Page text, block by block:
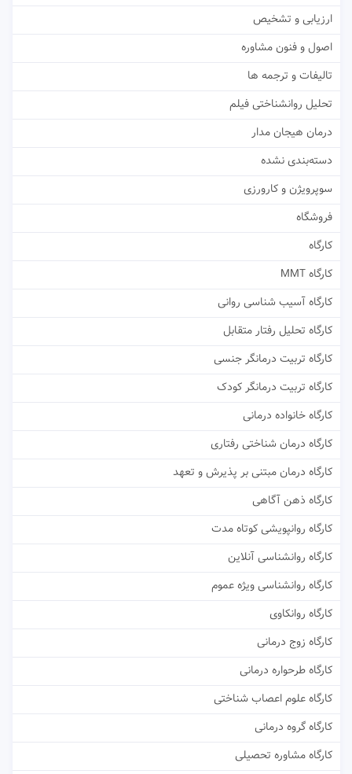
ارزیابی و تشخیص
اصول و فنون مشاوره
تالیفات و ترجمه ها
تحلیل روانشناختی فیلم
درمان هیجان مدار
دسته‌بندی نشده
سوپرویژن و کارورزی
فروشگاه
کارگاه
کارگاه MMT
کارگاه آسیب شناسی روانی
کارگاه تحلیل رفتار متقابل
کارگاه تربیت درمانگر جنسی
کارگاه تربیت درمانگر کودک
کارگاه خانواده درمانی
کارگاه درمان شناختی رفتاری
کارگاه درمان مبتنی بر پذیرش و تعهد
کارگاه ذهن آگاهی
کارگاه روانپویشی کوتاه مدت
کارگاه روانشناسی آنلاین
کارگاه روانشناسی ویژه عموم
کارگاه روانکاوی
کارگاه زوج درمانی
کارگاه طرحواره درمانی
کارگاه علوم اعصاب شناختی
کارگاه گروه درمانی
کارگاه مشاوره تحصیلی